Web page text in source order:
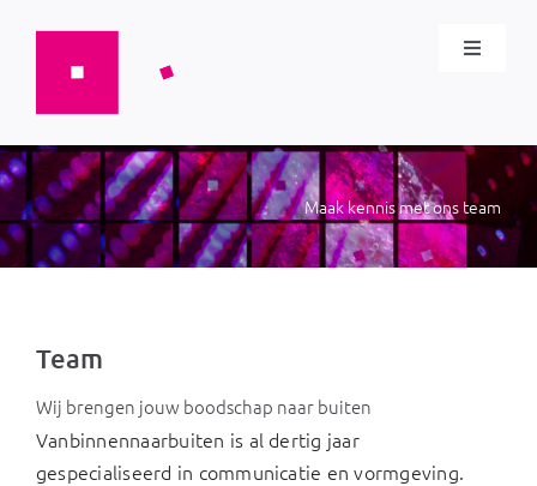
Toggle
wat we doen
Cases
Blog
Team
Contact
Maak kennis met ons team
Team
Wij brengen jouw boodschap naar buiten
Vanbinnennaarbuiten is al dertig jaar
gespecialiseerd in communicatie en vormgeving.